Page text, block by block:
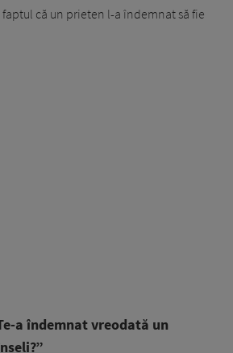
că un prieten l-a îndemnat să fie
a îndemnat vreodată un